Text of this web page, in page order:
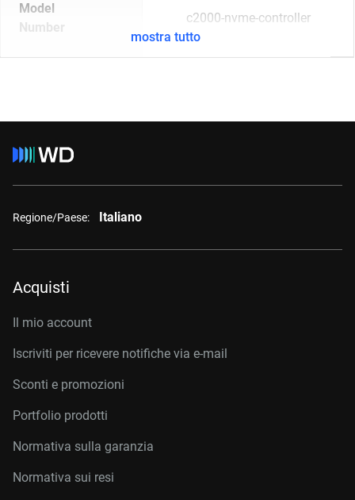
Model
Number
c2000-nvme-controller
mostra tutto
Regione/Paese: Italiano
Acquisti
Il mio account
Iscriviti per ricevere notifiche via e-mail
Sconti e promozioni
Portfolio prodotti
Normativa sulla garanzia
Normativa sui resi